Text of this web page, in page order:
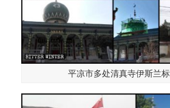
平凉市多处清真寺伊斯兰